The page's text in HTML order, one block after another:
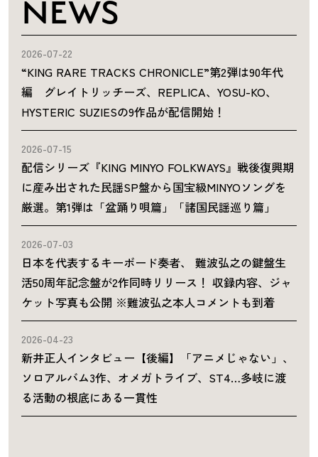
NEWS
2026-07-22
“KING RARE TRACKS CHRONICLE”第2弾は90年代
編 グレイトリッチーズ、REPLICA、YOSU-KO、
HYSTERIC SUZIESの9作品が配信開始！
2026-07-15
配信シリーズ『KING MINYO FOLKWAYS』戦後復興期
に産み出された民謡SP盤から国宝級MINYOソングを
厳選。第1弾は「盆踊り唄篇」「諸国民謡巡り篇」
2026-07-03
日本を代表するキーボード奏者、 難波弘之の鍵盤生
活50周年記念盤が2作同時リリース！ 収録内容、ジャ
ケット写真も公開 ※難波弘之本人コメントも到着
2026-04-23
新井正人インタビュー【後編】「アニメじゃない」、
ソロアルバム3作、オメガトライブ、ST4…多岐に渡
る活動の根底にある一貫性